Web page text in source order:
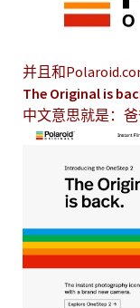
并且和
The Original is
中文意思就是：爸